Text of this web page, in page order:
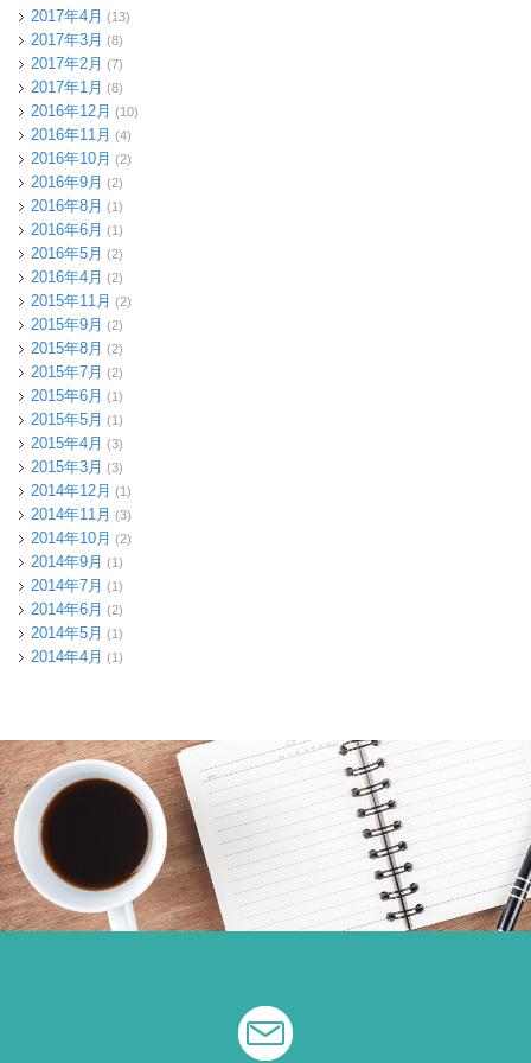
2017年4月 (13)
2017年3月 (8)
2017年2月 (7)
2017年1月 (8)
2016年12月 (10)
2016年11月 (4)
2016年10月 (2)
2016年9月 (2)
2016年8月 (1)
2016年6月 (1)
2016年5月 (2)
2016年4月 (2)
2015年11月 (2)
2015年9月 (2)
2015年8月 (2)
2015年7月 (2)
2015年6月 (1)
2015年5月 (1)
2015年4月 (3)
2015年3月 (3)
2014年12月 (1)
2014年11月 (3)
2014年10月 (2)
2014年9月 (1)
2014年7月 (1)
2014年6月 (2)
2014年5月 (1)
2014年4月 (1)